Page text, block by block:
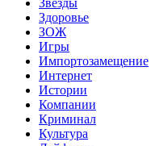
Звёзды
Здоровье
ЗОЖ
Игры
Импортозамещение
Интернет
Истории
Компании
Криминал
Культура